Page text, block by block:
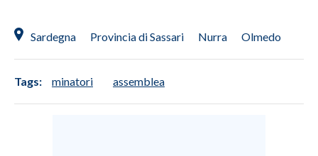
Sardegna Provincia di Sassari Nurra Olmedo
Tags: minatori assemblea